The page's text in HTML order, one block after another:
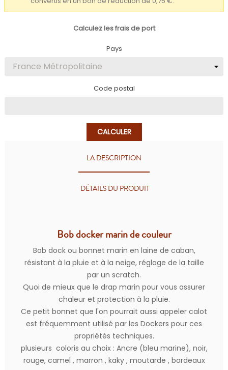
Calculez les frais de port
Pays
Code postal
CALCULER
LA DESCRIPTION
DÉTAILS DU PRODUIT
Bob docker marin de couleur
Bob dock ou bonnet marin en laine de caban,
résistant à la pluie et à la neige, réglage de la taille
par un scratch.
Quoi de mieux que le drap marin pour vous assurer
chaleur et protection à la pluie.
Ce petit bonnet que l'on pourrait aussi appeler calot
est fréquemment utilisé par les Dockers pour ces
propriétés techniques.
plusieurs coloris au choix : Ancre (bleu marine), noir,
rouge, camel , marron , kaky , moutarde , bordeaux